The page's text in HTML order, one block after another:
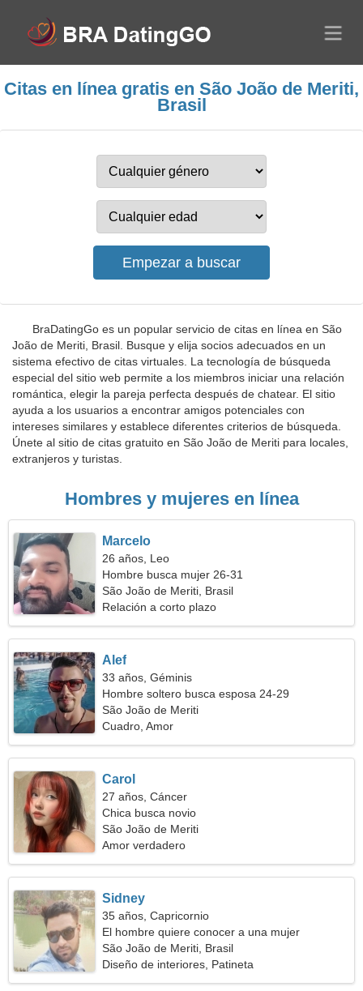
Citas en línea gratis en São João de Meriti,
Brasil
BraDatingGo es un popular servicio de citas en línea en São
João de Meriti, Brasil. Busque y elija socios adecuados en un
sistema efectivo de citas virtuales. La tecnología de búsqueda
especial del sitio web permite a los miembros iniciar una relación
romántica, elegir la pareja perfecta después de chatear. El sitio
ayuda a los usuarios a encontrar amigos potenciales con
intereses similares y establece diferentes criterios de búsqueda.
Únete al sitio de citas gratuito en São João de Meriti para locales,
extranjeros y turistas.
Hombres y mujeres en línea
Marcelo
26 años, Leo
Hombre busca mujer 26-31
São João de Meriti, Brasil
Relación a corto plazo
Alef
33 años, Géminis
Hombre soltero busca esposa 24-29
São João de Meriti
Cuadro, Amor
Carol
27 años, Cáncer
Chica busca novio
São João de Meriti
Amor verdadero
Sidney
35 años, Capricornio
El hombre quiere conocer a una mujer
São João de Meriti, Brasil
Diseño de interiores, Patineta